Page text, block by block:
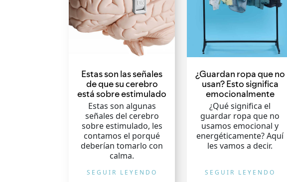
Estas son las señales
de que su cerebro
está sobre estimulado
Estas son algunas
señales del cerebro
sobre estimulado, les
contamos el porqué
deberían tomarlo con
calma.
SEGUIR LEYENDO
¿Guardan ropa que no
usan? Esto significa
emocionalmente
¿Qué significa el
guardar ropa que no
usamos emocional y
energéticamente? Aquí
les vamos a decir.
SEGUIR LEYENDO